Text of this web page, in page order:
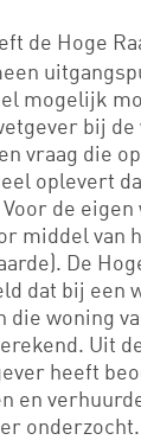
de Hoge
mogelijk
bij de
vraag die
oplevert
de eigen
middel van
De
dat bij een
die woning
Uit
heeft
en
onderzocht.